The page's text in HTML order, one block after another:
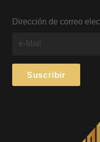
Dirección de correo